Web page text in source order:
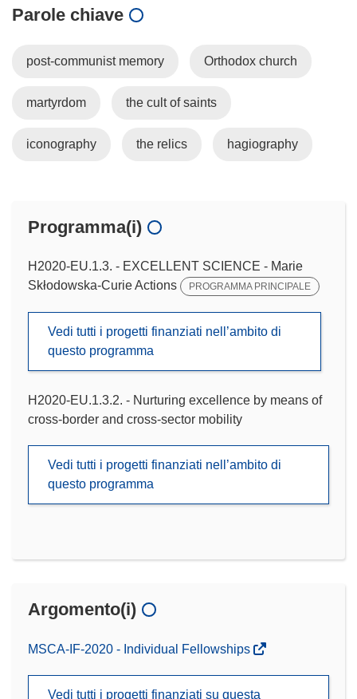
Parole chiave
post-communist memory Orthodox church
martyrdom the cult of saints
iconography the relics hagiography
Programma(i)
H2020-EU.1.3. - EXCELLENT SCIENCE - Marie
Skłodowska-Curie Actions
PROGRAMMA PRINCIPALE
Vedi tutti i progetti finanziati nell’ambito di
questo programma
H2020-EU.1.3.2. - Nurturing excellence by means of
cross-border and cross-sector mobility
Vedi tutti i progetti finanziati nell’ambito di
questo programma
Argomento(i)
MSCA-IF-2020 - Individual Fellowships
Vedi tutti i progetti finanziati su questa